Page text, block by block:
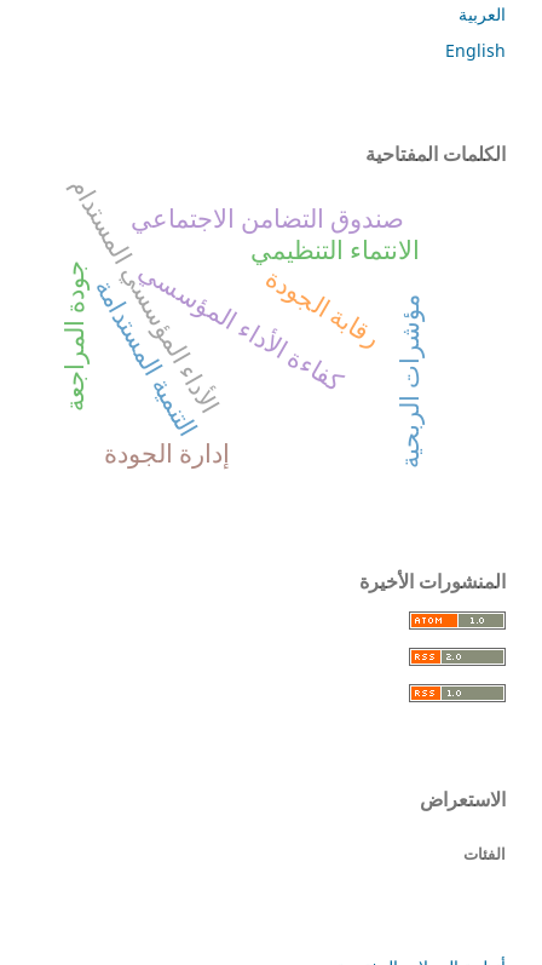
العربية
English
الكلمات المفتاحية
الانتماء التنظيمي
كفاءة الأداء المؤسسي
الأداء المؤسسي المستدام
التنمية المستدامة
صندوق التضامن الاجتماعي
رقابة الجودة
إدارة الجودة
جودة المراجعة مؤشرات الربحية
المنشورات الأخيرة
الاستعراض
الفئات